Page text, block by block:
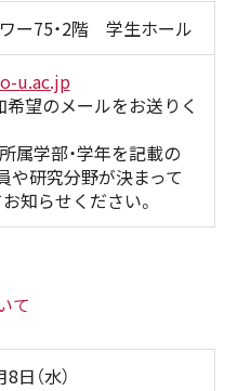
ー75・2階 学生ホール
u.ac.jp
望のメールをお送りく
属学部・学年を記載の
や研究分野が決まって
知らせください。
て
（水）